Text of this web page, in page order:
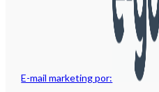
E-mail marketing por: